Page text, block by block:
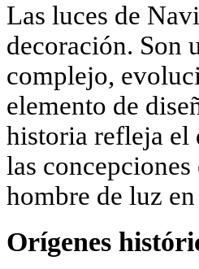
Las luces de
decoración. Son
complejo,
elemento de
historia refleja el
las
hombre de luz
Orígenes